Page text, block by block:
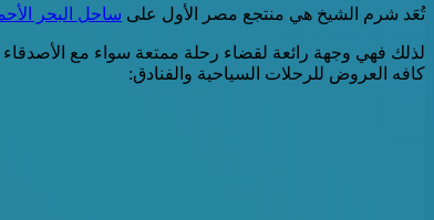
تُعَد شرم الشيخ هي منتجع مصر الأول على ساحل البحر
كافه العروض للرحلات السياحية والفنادق: